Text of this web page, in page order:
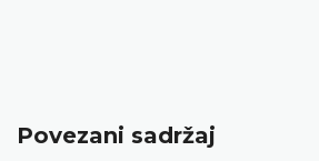
Povezani sadržaj